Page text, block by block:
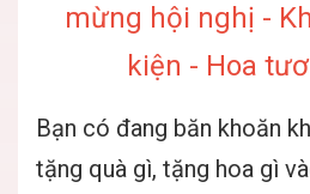
mừng hội nghị -
kiện - Hoa
Bạn có đang băn khoăn
tặng quà gì, tặng hoa gì